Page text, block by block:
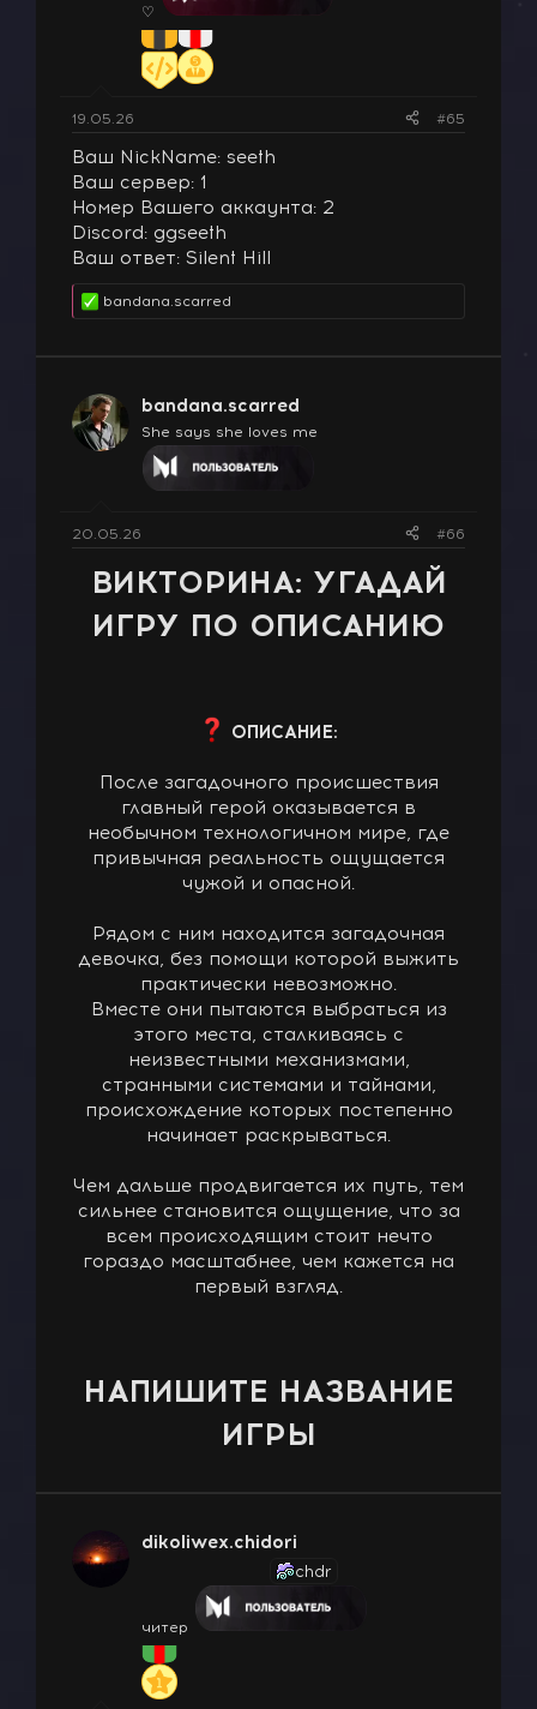
♡
19.05.26 #65
Ваш NickName: seeth
Ваш сервер: 1
Номер Вашего аккаунта: 2
Discord: ggseeth
Ваш ответ: Silent Hill
Р
и
и
bandana.scarred
bandana.scarred
She says she loves me
20.05.26 #66
ВИКТОРИНА: УГАДАЙ
ИГРУ ПО ОПИСАНИЮ
ОПИСАНИЕ:
После загадочного происшествия
главный герой оказывается в
необычном технологичном мире, где
привычная реальность ощущается
чужой и опасной.
Рядом с ним находится загадочная
девочка, без помощи которой выжить
практически невозможно.
Вместе они пытаются выбраться из
этого места, сталкиваясь с
неизвестными механизмами,
странными системами и тайнами,
происхождение которых постепенно
начинает раскрываться.
Чем дальше продвигается их путь, тем
сильнее становится ощущение, что за
всем происходящим стоит нечто
гораздо масштабнее, чем кажется на
первый взгляд.
НАПИШИТЕ НАЗВАНИЕ
ИГРЫ
dikoliwex.chidori
chdr
читер